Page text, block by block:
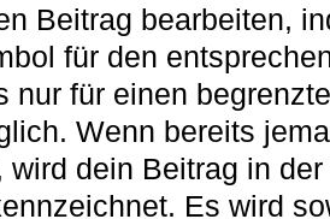
Beitrag bearbeiten,
für den
nur für einen
Wenn bereits
wird dein Beitrag in
Es wird